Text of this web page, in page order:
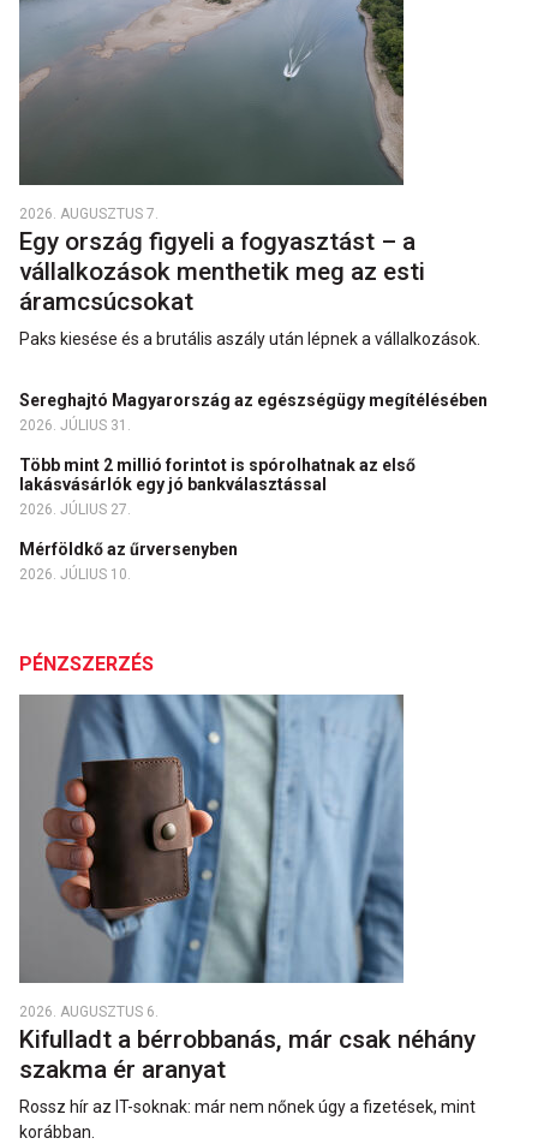
2026. AUGUSZTUS 7.
Egy ország figyeli a fogyasztást – a
vállalkozások menthetik meg az esti
áramcsúcsokat
Paks kiesése és a brutális aszály után lépnek a vállalkozások.
Sereghajtó Magyarország az egészségügy megítélésében
2026. JÚLIUS 31.
Több mint 2 millió forintot is spórolhatnak az első
lakásvásárlók egy jó bankválasztással
2026. JÚLIUS 27.
Mérföldkő az űrversenyben
2026. JÚLIUS 10.
PÉNZSZERZÉS
2026. AUGUSZTUS 6.
Kifulladt a bérrobbanás, már csak néhány
szakma ér aranyat
Rossz hír az IT-soknak: már nem nőnek úgy a fizetések, mint
korábban.